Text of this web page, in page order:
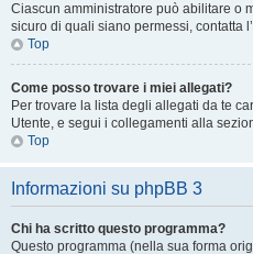
Ciascun amministratore può abilitare o
sicuro di quali siano permessi, contatta
Top
Come posso trovare i miei allegati?
Per trovare la lista degli allegati da te
Utente, e segui i collegamenti alla
Top
Informazioni su phpBB 3
Chi ha scritto questo programma?
Questo programma (nella sua forma